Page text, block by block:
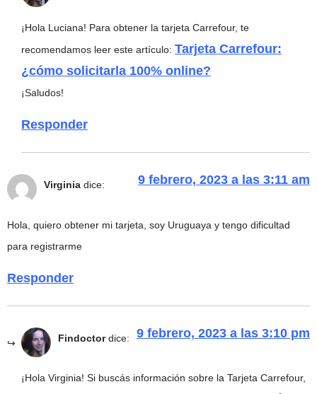
¡Hola Luciana! Para obtener la tarjeta Carrefour, te
recomendamos leer este artículo: Tarjeta Carrefour:
¿cómo solicitarla 100% online?
¡Saludos!
Responder
Virginia dice: 9 febrero, 2023 a las 3:11 am
Hola, quiero obtener mi tarjeta, soy Uruguaya y tengo dificultad
para registrarme
Responder
Findoctor dice: 9 febrero, 2023 a las 3:10 pm
¡Hola Virginia! Si buscás información sobre la Tarjeta Carrefour,